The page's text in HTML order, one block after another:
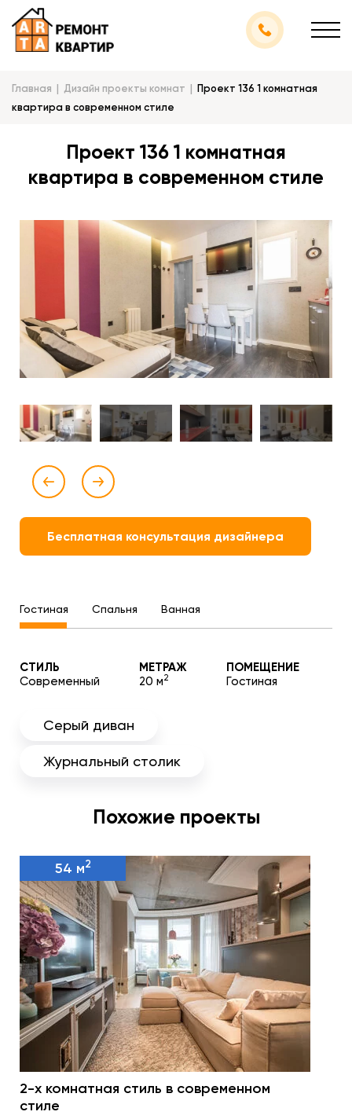
Главная Дизайн проекты комнат
Проект 136 1 комнатная
квартира в современном стиле
Проект 136 1 комнатная
квартира в современном стиле
Бесплатная консультация дизайнера
Гостиная Спальня Ванная
СТИЛЬ
Современный
МЕТРАЖ
20 м2
ПОМЕЩЕНИЕ
Гостиная
Серый диван
Журнальный столик
Похожие проекты
54 м2
2-х комнатная стиль в современном
стиле